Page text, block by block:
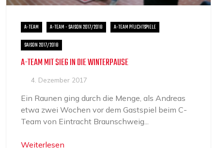
A-TEAM A-TEAM - SAISON 2017/2018 A-TEAM PFLICHTSPIELE
SAISON 2017/2018
A-TEAM MIT SIEG IN DIE WINTERPAUSE
4. Dezember 2017
Ein Raunen ging durch die Menge, als Andreas
etwa zwei Wochen vor dem Gastspiel beim C-
Team von Eintracht Braunschweig...
Weiterlesen